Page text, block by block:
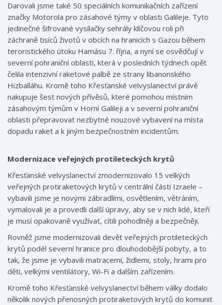
Darovali jsme také 50 speciálních komunikačních zařízení
značky Motorola pro zásahové týmy v oblasti Galileje. Tyto
jedinečné šifrované vysílačky sehrály klíčovou roli při
záchraně tisíců životů v obcích na hranicích s Gazou během
teroristického útoku Hamásu 7. října, a nyní se osvědčují v
severní pohraniční oblasti, která v posledních týdnech opět
čelila intenzivní raketové palbě ze strany libanonského
Hizballáhu. Kromě toho Křesťanské velvyslanectví právě
nakupuje šest nových přívěsů, které pomohou místním
zásahovým týmům v Horní Galileji a v severní pohraniční
oblasti přepravovat nezbytné nouzové vybavení na místa
dopadu raket a k jiným bezpečnostním incidentům.
Modernizace veřejných protileteckých krytů
Křesťanské velvyslanectví zmodernizovalo 15 velkých
veřejných protiraketových krytů v centrální části Izraele –
vybavili jsme je novými zábradlími, osvětlením, větráním,
vymalovali je a provedli další úpravy, aby se v nich lidé, kteří
je musí opakovaně využívat, cítili pohodlněji a bezpečněji.
Rovněž jsme modernizovali devět veřejných protileteckých
krytů podél severní hranice pro dlouhodobější pobyty, a to
tak, že jsme je vybavili matracemi, židlemi, stoly, hrami pro
děti, velkými ventilátory, Wi-Fi a dalším zařízením.
Kromě toho Křesťanské velvyslanectví během války dodalo
několik nových přenosných protiraketových krytů do komunit